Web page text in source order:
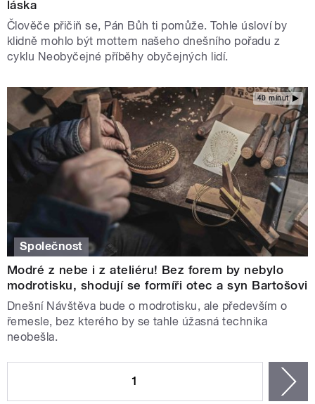
láska
Člověče přičiň se, Pán Bůh ti pomůže. Tohle úsloví by
klidně mohlo být mottem našeho dnešního pořadu z
cyklu Neobyčejné příběhy obyčejných lidí.
40 minut
Společnost
Modré z nebe i z ateliéru! Bez forem by nebylo
modrotisku, shodují se formíři otec a syn Bartošovi
Dnešní Návštěva bude o modrotisku, ale především o
řemesle, bez kterého by se tahle úžasná technika
neobešla.
1